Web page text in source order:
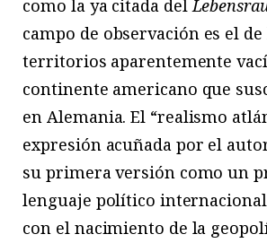
como la ya citada del
campo de observación es el
territorios aparentemente
continente americano que
en Alemania. El “realismo
expresión acuñada por el
su primera versión como un
lenguaje político
con el nacimiento de la